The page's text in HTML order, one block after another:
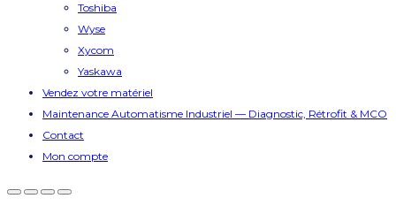
Toshiba
Wyse
Xycom
Yaskawa
Vendez votre matériel
Maintenance Automatisme Industriel — Diagnostic, Rétrofit & MCO
Contact
Mon compte